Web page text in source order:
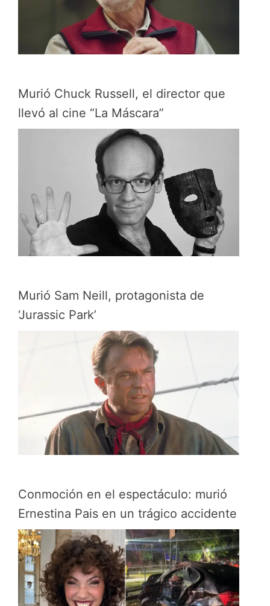
Murió Chuck Russell, el director que
llevó al cine “La Máscara”
Murió Sam Neill, protagonista de
‘Jurassic Park’
Conmoción en el espectáculo: murió
Ernestina Pais en un trágico accidente